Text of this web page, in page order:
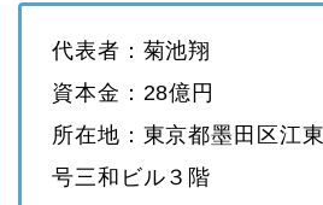
代表者：菊池翔
資本金：28億円
所在地：東京都墨田区江
号三和ビル３階